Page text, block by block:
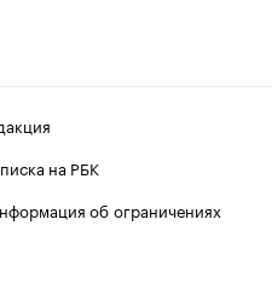
на РБК
об ограничениях